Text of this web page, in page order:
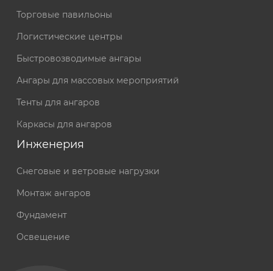
Торговые павильоны
Логистические центры
Быстровозводимые ангары
Ангары для массовых мероприятий
Тенты для ангаров
Каркасы для ангаров
Инженерия
Снеговые и ветровые нагрузки
Монтаж ангаров
Фундамент
Освещение